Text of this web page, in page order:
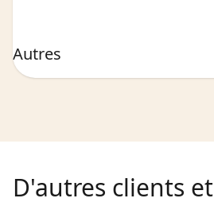
Autres
D'autres clients et